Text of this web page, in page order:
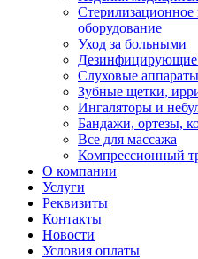
оборудование
Уход за больными
Дезинфицирующие
Слуховые аппараты
Зубные щетки,
Ингаляторы и
Бандажи, ортезы,
Все для массажа
Компрессионный
О компании
Услуги
Реквизиты
Контакты
Новости
Условия оплаты